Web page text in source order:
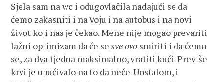
Sjela sam na wc i odugovlačila nadajući se da
ćemo zakasniti i na Voju i na autobus i na novi
život koji nas je čekao. Mene nije mogao prevariti
lažni optimizam da će sesve ovo smiriti i da ćemo
se, za dva tjedna maksimalno, vratiti kući. Previše
krvi je upućivalo na to da neće. Uostalom, i